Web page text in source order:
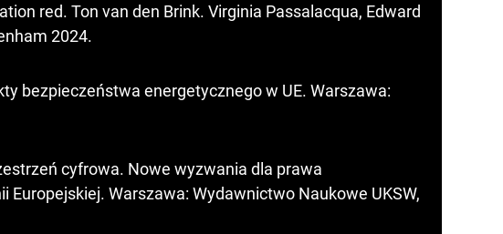
red. Ton van den Brink. Virginia Passalacqua, Edward
2024.
bezpieczeństwa energetycznego w UE. Warszawa:
cyfrowa. Nowe wyzwania dla prawa
Europejskiej. Warszawa: Wydawnictwo Naukowe UKSW,